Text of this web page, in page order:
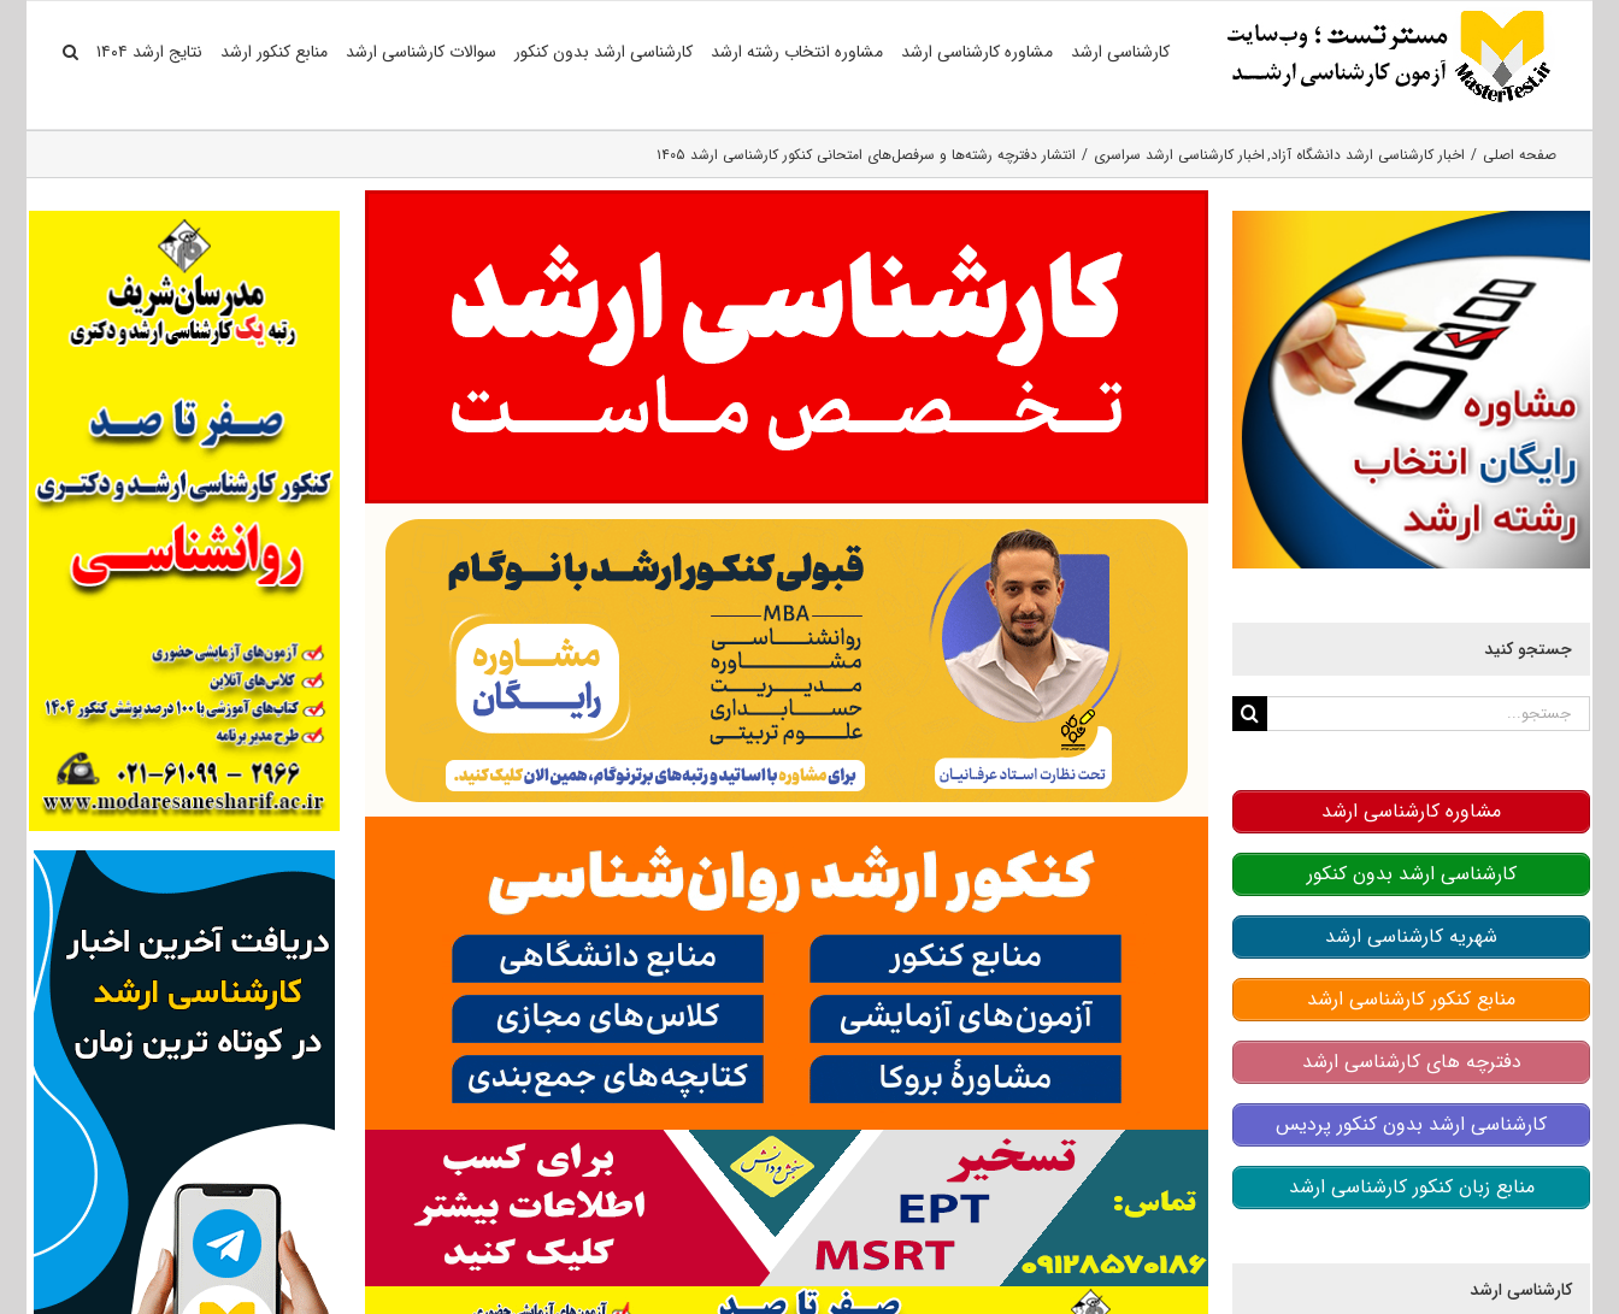
کارشناسی ارشد مشاوره کارشناسی ارشد مشاوره انتخاب رشته ارشد کارشناسی ارشد بدون کنکور سوالات کارشناسی ارشد منابع کنکور ارشد نتایج ارشد ۱۴۰۴
صفحه اصلی اخبار کارشناسی ارشد دانشگاه آزاد اخبار کارشناسی ارشد سراسری انتشار دفترچه رشته‌ها و سرفصل‌های امتحانی کنکور کارشناسی ارشد ۱۴۰۵
جستجو کنید
جستجو
مشاوره کارشناسی ارشد
کارشناسی ارشد بدون کنکور
شهریه کارشناسی ارشد
منابع کنکور کارشناسی ارشد
دفترچه های کارشناسی ارشد
کارشناسی ارشد بدون کنکور پردیس
منابع زبان کنکور کارشناسی ارشد
کارشناسی ارشد